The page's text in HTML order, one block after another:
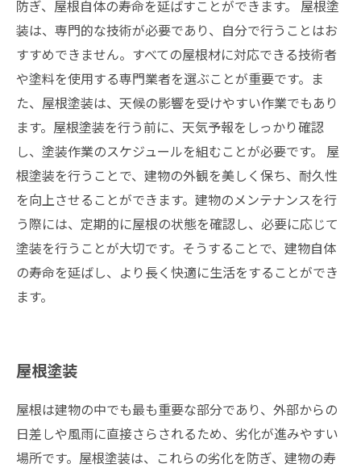
防ぎ、屋根自体の寿命を延ばすことができます。 屋根塗
装は、専門的な技術が必要であり、自分で行うことはお
すすめできません。すべての屋根材に対応できる技術者
や塗料を使用する専門業者を選ぶことが重要です。ま
た、屋根塗装は、天候の影響を受けやすい作業でもあり
ます。屋根塗装を行う前に、天気予報をしっかり確認
し、塗装作業のスケジュールを組むことが必要です。 屋
根塗装を行うことで、建物の外観を美しく保ち、耐久性
を向上させることができます。建物のメンテナンスを行
う際には、定期的に屋根の状態を確認し、必要に応じて
塗装を行うことが大切です。そうすることで、建物自体
の寿命を延ばし、より長く快適に生活をすることができ
ます。
屋根塗装
屋根は建物の中でも最も重要な部分であり、外部からの
日差しや風雨に直接さらされるため、劣化が進みやすい
場所です。屋根塗装は、これらの劣化を防ぎ、建物の寿